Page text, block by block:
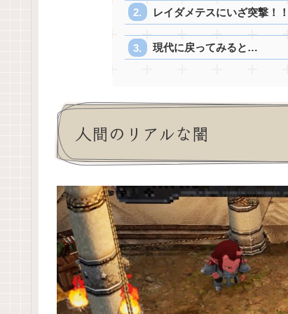
レイダメテスにいざ突撃！！
現代に戻ってみると…
人間のリアルな闇